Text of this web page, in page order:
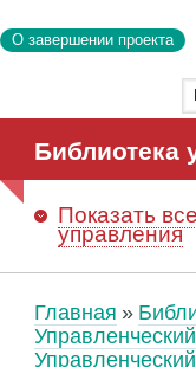
О завершении проекта
Библиотека
Показать
управления
Главная